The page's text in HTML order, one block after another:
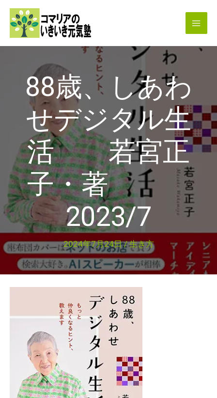
88歳、しあわ
せデジタル生
活 若宮正
子・著
2023/7
2024年7月24日/生き方